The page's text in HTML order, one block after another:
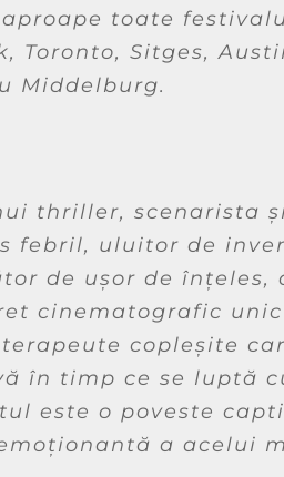
toate
Toronto, Sitges,
Middelburg.
thriller, scenarista
febril, uluitor de
de ușor de
cinematografic
copleșite
în timp ce se luptă
este o poveste
a acelui